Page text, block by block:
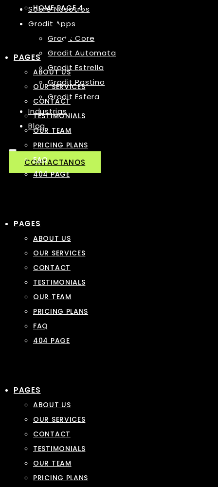
Sobre Nosotros
Grodit Apps
Grodit Core
Grodit Automata
Grodit Estrella
Grodit Postino
Grodit Esfera
Industrias
Blog
CONTACTANOS
HOME PAGE 4
PAGES
ABOUT US
OUR SERVICES
CONTACT
TESTIMONIALS
OUR TEAM
PRICING PLANS
FAQ
404 PAGE
PAGES
ABOUT US
OUR SERVICES
CONTACT
TESTIMONIALS
OUR TEAM
PRICING PLANS
FAQ
404 PAGE
PAGES
ABOUT US
OUR SERVICES
CONTACT
TESTIMONIALS
OUR TEAM
PRICING PLANS